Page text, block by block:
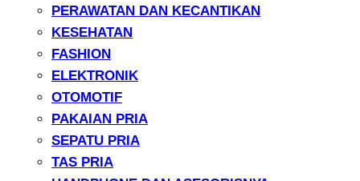
PERAWATAN DAN KECANTIKAN
KESEHATAN
FASHION
ELEKTRONIK
OTOMOTIF
PAKAIAN PRIA
SEPATU PRIA
TAS PRIA